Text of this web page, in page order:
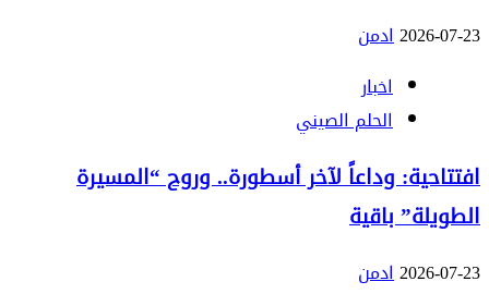
2026-07-23ادمن
اخبار
الحلم الصيني
افتتاحية: وداعاً لآخر أسطورة.. وروح “المسيرة
الطويلة” باقية
2026-07-23ادمن